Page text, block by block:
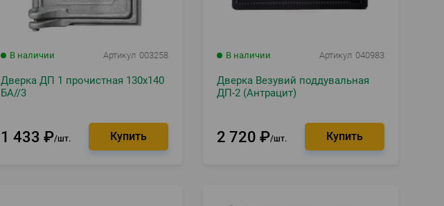
В наличии Артикул 003258
Дверка ДП 1 прочистная 130х140
БА//3
1 433 ₽ шт.
В наличии Артикул 040983
Дверка Везувий поддувальная
ДП-2 (Антрацит)
2 720 ₽ шт.